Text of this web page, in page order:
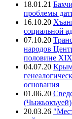
18.01.21
проблемы
16.10.20
социальной
07.10.20
народов
половине
04.07.20
основания
01.06.20
(Чыжьокъуей)
20.03.26